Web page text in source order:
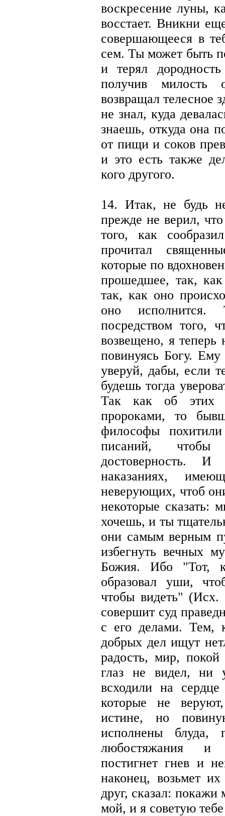
воскресение луны,
восстает. Вникни
совершающееся в
сем. Ты может быть
и терял
получив милость
возвращал телесное
не знал, куда
знаешь, откуда она
от пищи и соков
и это есть также
кого другого.
14. Итак, не будь
прежде не верил,
того, как
прочитал
которые по
прошедшее, так,
так, как оно
оно исполнится.
посредством того,
возвещено, я
повинуясь Богу.
уверуй, дабы, если
будешь тогда
Так как об этих
пророками, то
философы
писаний,
достоверность.
наказаниях,
неверующих, чтоб
некоторые
хочешь, и ты
они самым верным
избегнуть вечных
Божия. Ибо "Тот,
образовал уши,
чтобы видеть" (Исх.
совершит суд
с его делами. Тем,
добрых дел ищут
радость, мир,
глаз не видел, ни
всходили на
которые не
истине, но
исполнены блуда,
любостяжания и
постигнет гнев и
наконец, возьмет
друг, сказал: покажи
мой, и я советую